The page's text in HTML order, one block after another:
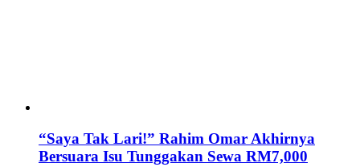
“Saya Tak Lari!” Rahim Omar Akhirnya
Bersuara Isu Tunggakan Sewa RM7,000